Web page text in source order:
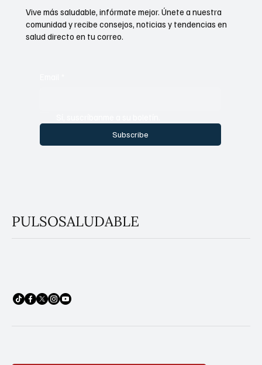
Subscribe
Vive más saludable, infórmate mejor. Únete a nuestra
comunidad y recibe consejos, noticias y tendencias en
salud directo en tu correo.
PULSOSALUDABLE